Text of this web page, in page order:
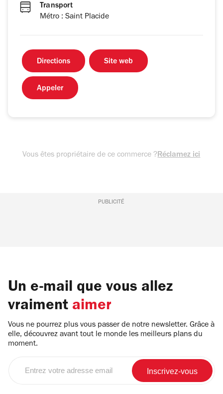
Transport
Métro : Saint Placide
Directions Site web
Appeler
Vous êtes propriétaire de ce commerce ?Réclamez ici
PUBLICITÉ
Un e-mail que vous allez
vraiment aimer
Vous ne pourrez plus vous passer de notre newsletter. Grâce à
elle, découvrez avant tout le monde les meilleurs plans du
moment.